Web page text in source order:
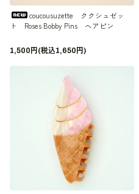
coucousuzette ククシュゼッ
ト Roses Bobby Pins ヘアピン
1,500円(税込1,650円)